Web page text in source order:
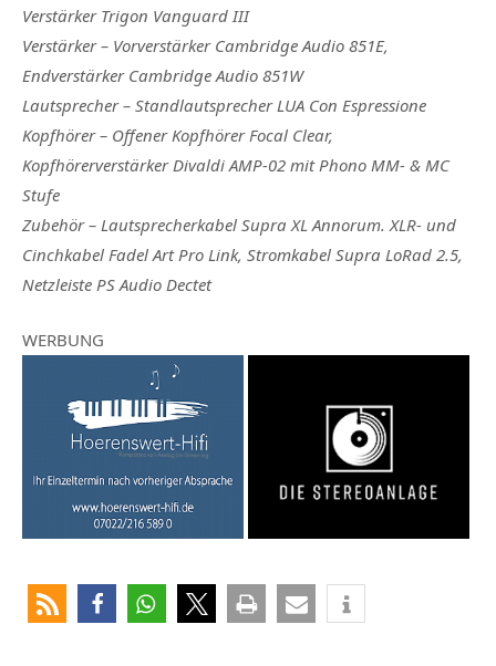
Verstärker Trigon Vanguard III
Verstärker – Vorverstärker Cambridge Audio 851E,
Endverstärker Cambridge Audio 851W
Lautsprecher – Standlautsprecher LUA Con Espressione
Kopfhörer – Offener Kopfhörer Focal Clear,
Kopfhörerverstärker Divaldi AMP-02 mit Phono MM- & MC
Stufe
Zubehör – Lautsprecherkabel Supra XL Annorum. XLR- und
Cinchkabel Fadel Art Pro Link, Stromkabel Supra LoRad 2.5,
Netzleiste PS Audio Dectet
WERBUNG